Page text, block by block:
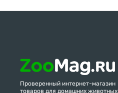
Проверенный интернет-магазин
товаров для домашних животных